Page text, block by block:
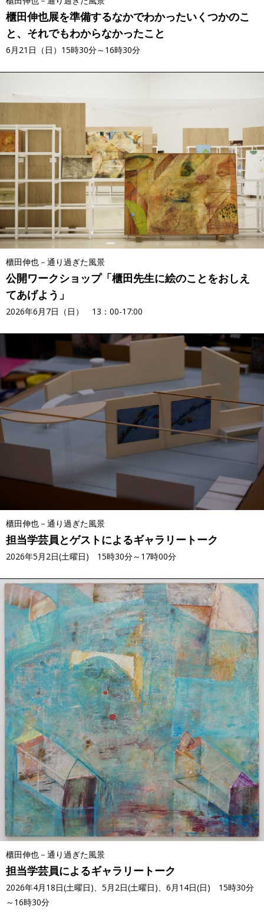
櫃田伸也展を準備するなかでわかったいくつかのこ
と、それでもわからなかったこと
6月21日（日）15時30分～16時30分
櫃田伸也－通り過ぎた風景
公開ワークショップ「櫃田先生に絵のことをおしえ
てあげよう」
2026年6月7日（日） 13：00-17:00
櫃田伸也－通り過ぎた風景
担当学芸員とゲストによるギャラリートーク
2026年5月2日(土曜日) 15時30分～17時00分
櫃田伸也－通り過ぎた風景
担当学芸員によるギャラリートーク
2026年4月18日(土曜日)、5月2日(土曜日)、6月14日(日) 15時30分
～16時30分